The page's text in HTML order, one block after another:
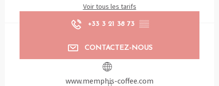
Voir tous les tarifs
+33 3 21 38 73 ▒▒
CONTACTEZ-NOUS
www.memphis-coffee.com